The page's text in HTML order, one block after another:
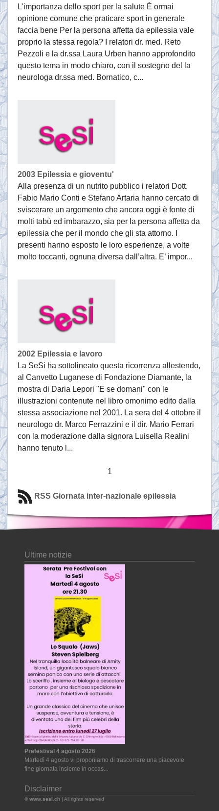
L'importanza dello sport per la salute È ormai
opinione comune che praticare sport in generale
faccia bene Per la persona affetta da epilessia vale
proprio la stessa regola? I relatori dr. med. Reto
Pezzoli e la dr.ssa Laura Urben hanno approfondito
questo tema in modo chiaro, con il sostegno del la
neurologa dr.ssa med. Bornatico, c...
2003 Epilessia e gioventu'
Alla presenza di un nutrito pubblico i relatori Dott.
Fabio Mario Conti e Stefano Artaria hanno cercato di
sviscerare un argomento che ancora oggi è fonte di
molti tabù ed imbarazzo, sia per la persona affetta da
epilessia che per il mondo che gli sta attorno. I
presenti hanno esposto le loro esperienze, a volte
molto toccanti, ognuna diversa dall’altra. E’ impor...
2002 Epilessia e lavoro
La SeSi ha sottolineato questa ricorrenza allestendo,
al Canvetto Luganese di Fondazione Diamante, la
mostra di Daria Lepori "E se domani" con le
illustrazioni contenute nel libro omonimo edito dalla
stessa associazione nel 2001. La sera del 4 ottobre il
neurologo dr. Marco Ferrazzini e il dir. Mario Ferrari
con la moderazione dalla signora Luisella Realini
hanno tenuto l...
1
RSS Giornata inter-nazionale epilessia
Ultime notizie
Prefestival 4 agosto 2026
Martedì 4 agosto vi proponiamo di trascorrere una piacevole
fine giornata insieme in occas...
Disclaimer
© www.sesi.ch | All rights reserved